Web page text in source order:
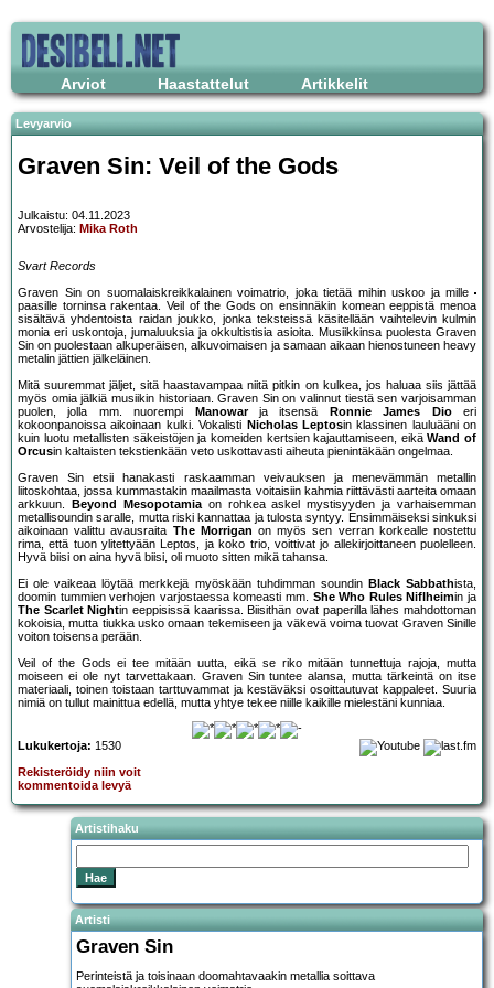
Arviot Haastattelut Artikkelit
Levyarvio
Graven Sin: Veil of the Gods
Julkaistu: 04.11.2023
Arvostelija: Mika Roth
Svart Records
Graven Sin on suomalaiskreikkalainen voimatrio, joka tietää mihin uskoo ja mille
paasille torninsa rakentaa. Veil of the Gods on ensinnäkin komean eeppistä menoa
sisältävä yhdentoista raidan joukko, jonka teksteissä käsitellään vaihtelevin kulmin
monia eri uskontoja, jumaluuksia ja okkultistisia asioita. Musiikkinsa puolesta Graven
Sin on puolestaan alkuperäisen, alkuvoimaisen ja samaan aikaan hienostuneen heavy
metalin jättien jälkeläinen.
Mitä suuremmat jäljet, sitä haastavampaa niitä pitkin on kulkea, jos haluaa siis jättää
myös omia jälkiä musiikin historiaan. Graven Sin on valinnut tiestä sen varjoisamman
puolen, jolla mm. nuorempi
Manowarja itsensä Ronnie James Dioeri
kokoonpanoissa aikoinaan kulki. Vokalisti Nicholas Leptosin klassinen lauluääni on
kuin luotu metallisten säkeistöjen ja komeiden kertsien kajauttamiseen, eikäWand of
Orcusin kaltaisten tekstienkään veto uskottavasti aiheuta pienintäkään ongelmaa.
Graven Sin etsii hanakasti raskaamman veivauksen ja menevämmän metallin
liitoskohtaa, jossa kummastakin maailmasta voitaisiin kahmia riittävästi aarteita omaan
arkkuun.
Beyond Mesopotamiaon rohkea askel mystisyyden ja varhaisemman
metallisoundin saralle, mutta riski kannattaa ja tulosta syntyy. Ensimmäiseksi sinkuksi
aikoinaan valittu avausraita The Morrigan on myös sen verran korkealle nostettu
rima, että tuon ylitettyään Leptos, ja koko trio, voittivat jo allekirjoittaneen puolelleen.
Hyvä biisi on aina hyvä biisi, oli muoto sitten mikä tahansa.
Ei ole vaikeaa löytää merkkejä myöskään tuhdimman soundin Black Sabbathista,
doomin tummien verhojen varjostaessa komeasti mm. She Who Rules Niflheimin ja
The Scarlet Nightin eeppisissä kaarissa. Biisithän ovat paperilla lähes mahdottoman
kokoisia, mutta tiukka usko omaan tekemiseen ja väkevä voima tuovat Graven Sinille
voiton toisensa perään.
Veil of the Gods ei tee mitään uutta, eikä se riko mitään tunnettuja rajoja, mutta
moiseen ei ole nyt tarvettakaan. Graven Sin tuntee alansa, mutta tärkeintä on itse
materiaali, toinen toistaan tarttuvammat ja kestäväksi osoittautuvat kappaleet. Suuria
nimiä on tullut mainittua edellä, mutta yhtye tekee niille kaikille mielestäni kunniaa.
Lukukertoja: 1530
Rekisteröidy niin voit
kommentoida levyä
Artistihaku
Artisti
Graven Sin
Perinteistä ja toisinaan doomahtavaakin metallia soittava